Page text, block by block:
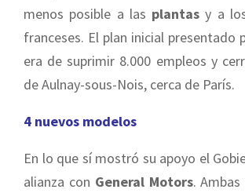
menos posible a las plantas y a
franceses. El plan inicial presentado
era de suprimir 8.000 empleos y
de Aulnay-sous-Nois, cerca de París.
4 nuevos modelos
En lo que sí mostró su apoyo el
alianza con General Motors. Ambas